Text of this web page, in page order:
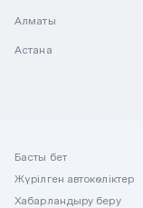
Алматы
Астана
Басты бет
Жүрілген автокөліктер
Хабарландыру беру